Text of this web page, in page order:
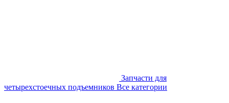
Запчасти для
четырехстоечных подъемников Все категории